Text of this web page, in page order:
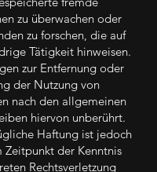
zu überwachen oder
zu forschen, die auf
Tätigkeit hinweisen.
zur Entfernung oder
der Nutzung von
nach den allgemeinen
hiervon unberührt.
Haftung ist jedoch
Zeitpunkt der Kenntnis
Rechtsverletzung